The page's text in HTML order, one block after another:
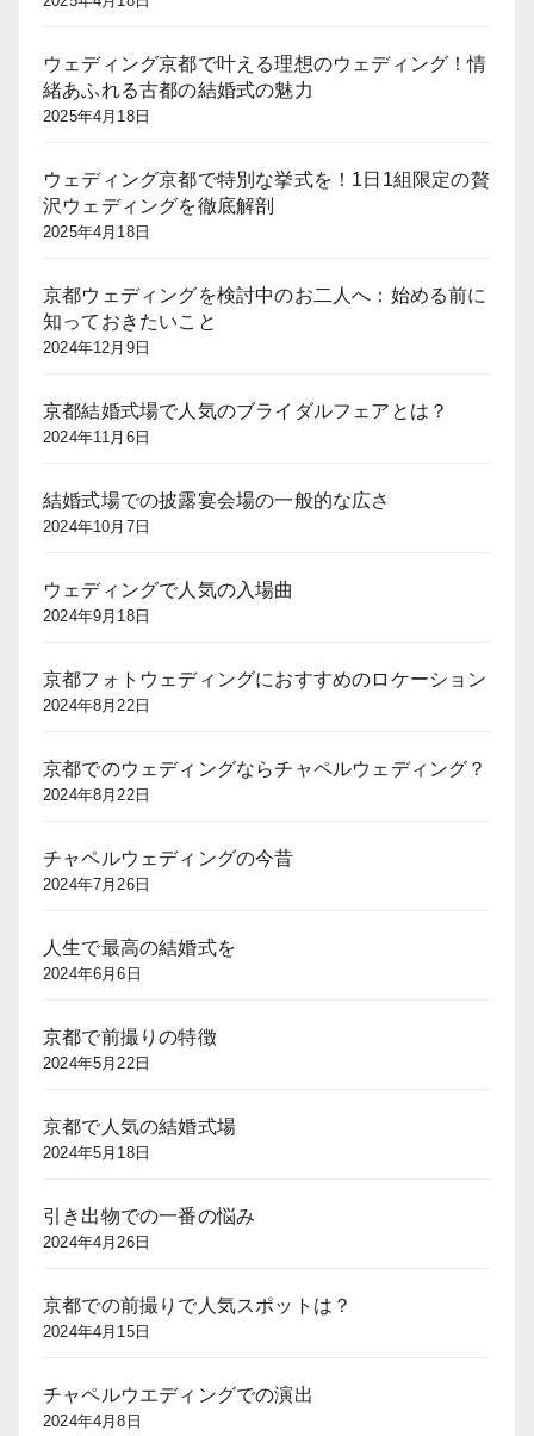
ウェディング京都で叶える理想のウェディング！情
緒あふれる古都の結婚式の魅力
2025年4月18日
ウェディング京都で特別な挙式を！1日1組限定の贅
沢ウェディングを徹底解剖
2025年4月18日
京都ウェディングを検討中のお二人へ：始める前に
知っておきたいこと
2024年12月9日
京都結婚式場で人気のブライダルフェアとは？
2024年11月6日
結婚式場での披露宴会場の一般的な広さ
2024年10月7日
ウェディングで人気の入場曲
2024年9月18日
京都フォトウェディングにおすすめのロケーション
2024年8月22日
京都でのウェディングならチャペルウェディング？
2024年8月22日
チャペルウェディングの今昔
2024年7月26日
人生で最高の結婚式を
2024年6月6日
京都で前撮りの特徴
2024年5月22日
京都で人気の結婚式場
2024年5月18日
引き出物での一番の悩み
2024年4月26日
京都での前撮りで人気スポットは？
2024年4月15日
チャペルウエディングでの演出
2024年4月8日